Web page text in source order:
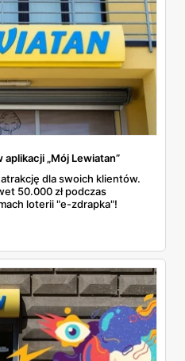
„Mój Lewiatan”
dla swoich klientów.
50.000 zł podczas
loterii "e-zdrapka"!